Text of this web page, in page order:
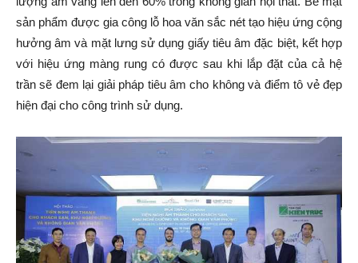
sản phẩm được gia công lỗ hoa văn sắc nét tạo hiệu ứng cộng
hưởng âm và mặt lưng sử dụng giấy tiêu âm đặc biệt, kết hợp
với hiệu ứng màng rung có được sau khi lắp đặt của cả hệ
trần sẽ đem lại giải pháp tiêu âm cho không và điểm tô vẻ đẹp
hiện đại cho công trình sử dụng.